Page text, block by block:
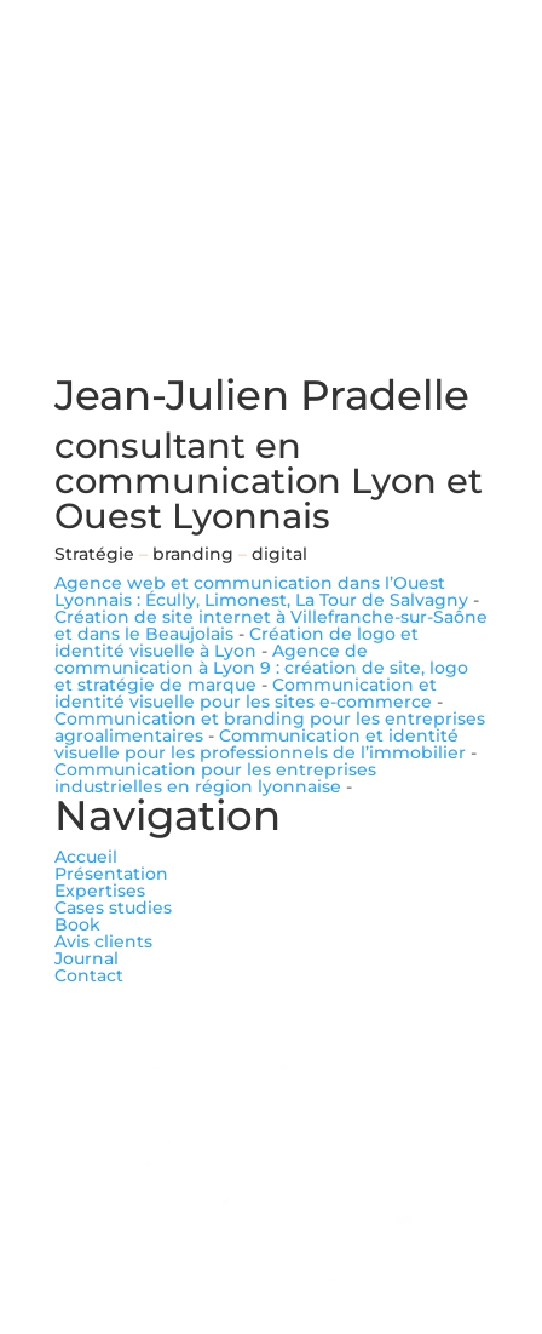
Jean-Julien Pradelle
consultant en
communication Lyon et
Ouest Lyonnais
Stratégie –branding –digital
Agence web et communication dans l’Ouest
Lyonnais : Écully, Limonest, La Tour de Salvagny-
Création de site internet à Villefranche-sur-Saône
et dans le Beaujolais- Création de logo et
identité visuelle à Lyon - Agence de
communication à Lyon 9 : création de site, logo
et stratégie de marque - Communication et
identité visuelle pour les sites e-commerce -
Communication et branding pour les entreprises
agroalimentaires- Communication et identité
visuelle pour les professionnels de l’immobilier-
Communication pour les entreprises
industrielles en région lyonnaise -
Navigation
Accueil
Présentation
Expertises
Cases studies
Book
Avis clients
Journal
Contact